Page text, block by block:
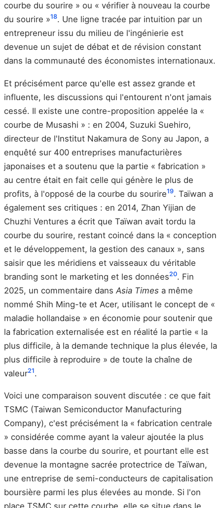
courbe du sourire » ou « vérifier à nouveau la courbe
du sourire »18. Une ligne tracée par intuition par un
entrepreneur issu du milieu de l'ingénierie est
devenue un sujet de débat et de révision constant
dans la communauté des économistes internationaux.
Et précisément parce qu'elle est assez grande et
influente, les discussions qui l'entourent n'ont jamais
cessé. Il existe une contre-proposition appelée la «
courbe de Musashi » : en 2004, Suzuki Suehiro,
directeur de l'Institut Nakamura de Sony au Japon, a
enquêté sur 400 entreprises manufacturières
japonaises et a soutenu que la partie « fabrication »
au centre était en fait celle qui génère le plus de
profits, à l'opposé de la courbe du sourire19. Taïwan a
également ses critiques : en 2014, Zhan Yijian de
Chuzhi Ventures a écrit que Taïwan avait tordu la
courbe du sourire, restant coincé dans la « conception
et le développement, la gestion des canaux », sans
saisir que les méridiens et vaisseaux du véritable
branding sont le marketing et les données20. Fin
2025, un commentaire dans Asia Times a même
nommé Shih Ming-te et Acer, utilisant le concept de «
maladie hollandaise » en économie pour soutenir que
la fabrication externalisée est en réalité la partie « la
plus difficile, à la demande technique la plus élevée, la
plus difficile à reproduire » de toute la chaîne de
valeur21.
Voici une comparaison souvent discutée : ce que fait
TSMC (Taiwan Semiconductor Manufacturing
Company), c'est précisément la « fabrication centrale
» considérée comme ayant la valeur ajoutée la plus
basse dans la courbe du sourire, et pourtant elle est
devenue la montagne sacrée protectrice de Taïwan,
une entreprise de semi-conducteurs de capitalisation
boursière parmi les plus élevées au monde. Si l'on